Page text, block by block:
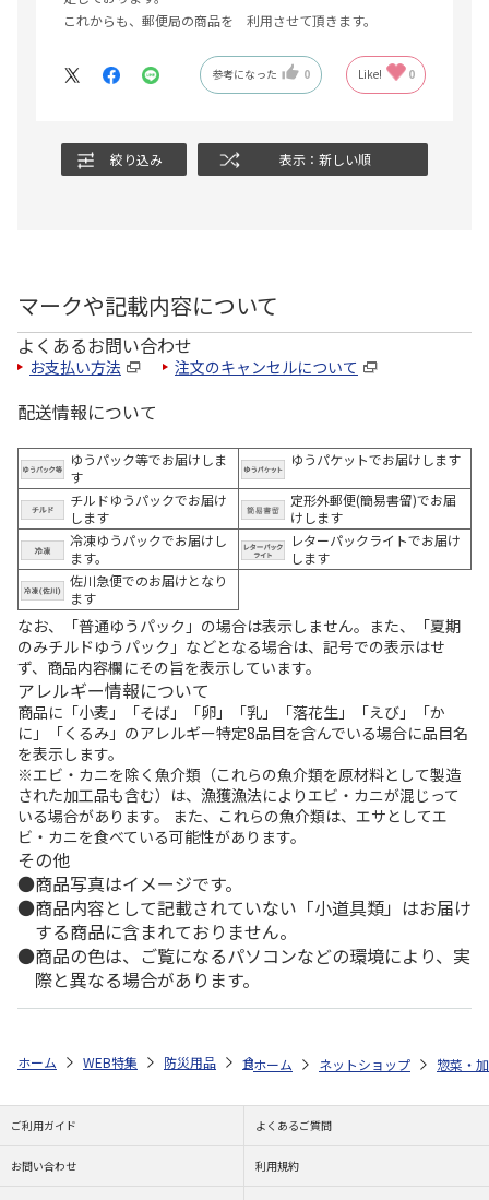
これからも、郵便局の商品を 利用させて頂きます。
参考になった 0 Like! 0
絞り込み 表示：新しい順
マークや記載内容について
よくあるお問い合わせ
お支払い方法 注文のキャンセルについて
配送情報について
ゆうパック等でお届けしま
す
ゆうパケットでお届けします
チルドゆうパックでお届け
します
定形外郵便(簡易書留)でお届
けします
冷凍ゆうパックでお届けし
ます。
レターパックライトでお届け
します
佐川急便でのお届けとなり
ます
なお、「普通ゆうパック」の場合は表示しません。また、「夏期
のみチルドゆうパック」などとなる場合は、記号での表示はせ
ず、商品内容欄にその旨を表示しています。
アレルギー情報について
商品に「小麦」「そば」「卵」「乳」「落花生」「えび」「か
に」「くるみ」のアレルギー特定8品目を含んでいる場合に品目名
を表示します。
※エビ・カニを除く魚介類（これらの魚介類を原材料として製造
された加工品も含む）は、漁獲漁法によりエビ・カニが混じって
いる場合があります。 また、これらの魚介類は、エサとしてエ
ビ・カニを食べている可能性があります。
その他
商品写真はイメージです。
商品内容として記載されていない「小道具類」はお届け
する商品に含まれておりません。
商品の色は、ご覧になるパソコンなどの環境により、実
際と異なる場合があります。
ホーム WEB特集 防災用品 食品 自衛隊に人気のおかず ８食セ
ホーム ネットショップ 惣菜・
ご利用ガイド よくあるご質問
お問い合わせ 利用規約